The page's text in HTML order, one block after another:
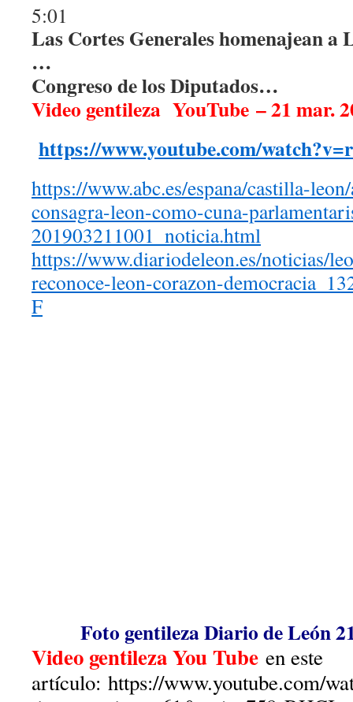
5:01
Las Cortes Generales homenajean a
…
Congreso de los Diputados…
Video gentileza YouTube – 21 mar.
https://www.youtube.com/
https://www.abc.es/espana/castilla-
consagra-leon-como-cuna-
201903211001_noticia.html
https://www.diariodeleon.es/noticias/
reconoce-leon-corazon-
F
Foto gentileza Diario de León
Video gentileza You Tube en este
artículo: https://www.youtube.com/